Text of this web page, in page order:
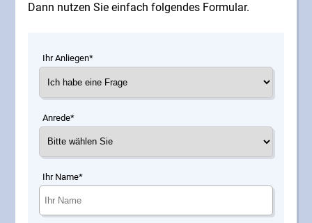
Dann nutzen Sie einfach folgendes Formular.
Ihr Anliegen*
Anrede*
Ihr Name*